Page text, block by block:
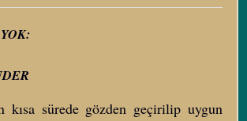
kısa sürede gözden geçirilip uygun